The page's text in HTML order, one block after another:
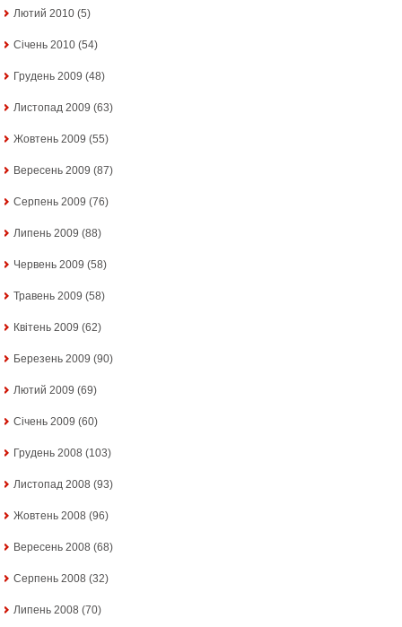
Лютий 2010 (5)
Січень 2010 (54)
Грудень 2009 (48)
Листопад 2009 (63)
Жовтень 2009 (55)
Вересень 2009 (87)
Серпень 2009 (76)
Липень 2009 (88)
Червень 2009 (58)
Травень 2009 (58)
Квітень 2009 (62)
Березень 2009 (90)
Лютий 2009 (69)
Січень 2009 (60)
Грудень 2008 (103)
Листопад 2008 (93)
Жовтень 2008 (96)
Вересень 2008 (68)
Серпень 2008 (32)
Липень 2008 (70)